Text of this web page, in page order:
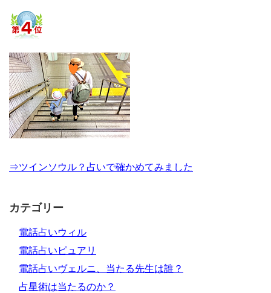
⇒ツインソウル？占いで確かめてみました
カテゴリー
電話占いウィル
電話占いピュアリ
電話占いヴェルニ、当たる先生は誰？
占星術は当たるのか？